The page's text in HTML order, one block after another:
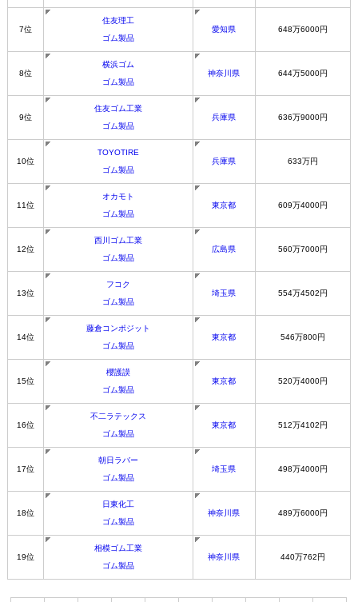
7位
住友理工
ゴム製品
愛知県 648万6000円
8位
横浜ゴム
ゴム製品
神奈川県 644万5000円
9位
住友ゴム工業
ゴム製品
兵庫県 636万9000円
10位
TOYOTIRE
ゴム製品
兵庫県 633万円
11位
オカモト
ゴム製品
東京都 609万4000円
12位
西川ゴム工業
ゴム製品
広島県 560万7000円
13位
フコク
ゴム製品
埼玉県 554万4502円
14位
藤倉コンポジット
ゴム製品
東京都 546万800円
15位
櫻護謨
ゴム製品
東京都 520万4000円
16位
不二ラテックス
ゴム製品
東京都 512万4102円
17位
朝日ラバー
ゴム製品
埼玉県 498万4000円
18位
日東化工
ゴム製品
神奈川県 489万6000円
19位
相模ゴム工業
ゴム製品
神奈川県 440万762円